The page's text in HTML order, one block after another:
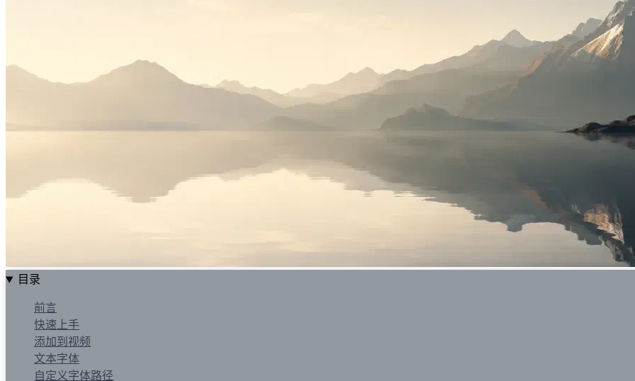
目录
前言
快速上手
添加到视频
文本字体
自定义字体路径